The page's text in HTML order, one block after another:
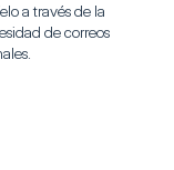
a través de la
de correos